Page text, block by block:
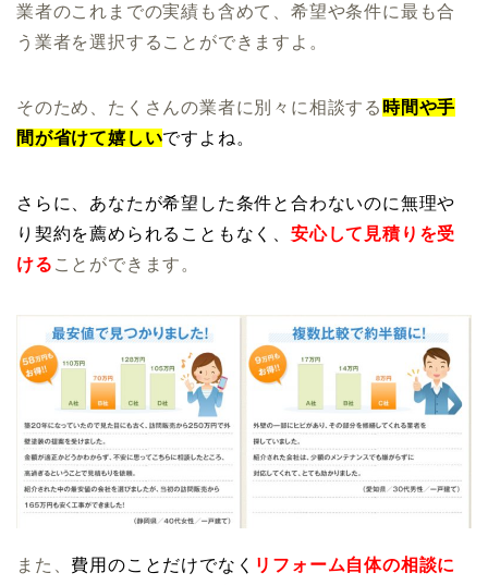
業者のこれまでの実績も含めて、希望や条件に最も合
う業者を選択することができますよ。
そのため、たくさんの業者に別々に相談する 時間や手
間が省けて嬉しいですよね。
さらに、あなたが希望した条件と合わないのに無理や
り契約を薦められることもなく、安心して見積りを受
ける ことができます。
また、 費用のことだけでなく リフォーム自体の相談に